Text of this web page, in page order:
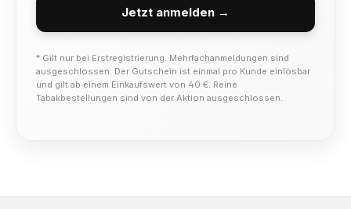
Jetzt anmelden →
* Gilt nur bei Erstregistrierung. Mehrfachanmeldungen sind
ausgeschlossen. Der Gutschein ist einmal pro Kunde einlösbar
und gilt ab einem Einkaufswert von 40 €. Reine
Tabakbestellungen sind von der Aktion ausgeschlossen.